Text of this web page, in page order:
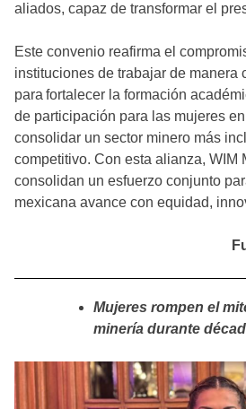
aliados, capaz de transformar el
Este convenio reafirma el
instituciones de trabajar de manera
para fortalecer la formación
de participación para las mujeres
consolidar un sector minero más
competitivo. Con esta alianza, WIM
consolidan un esfuerzo conjunto
mexicana avance con equidad,
Mujeres rompen el
minería durante